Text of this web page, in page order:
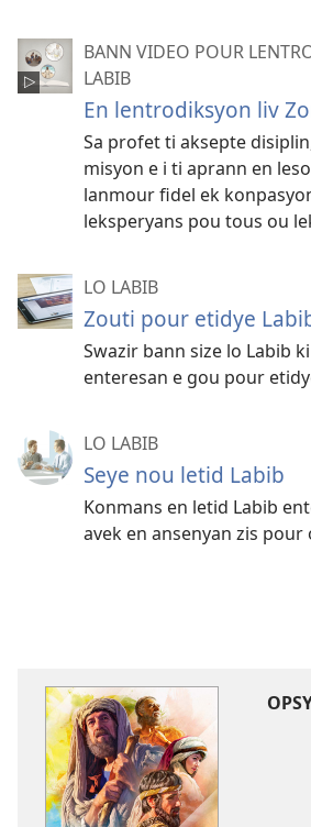
BANN VIDEO POUR
LABIB
En lentrodiksyon liv
Sa profet ti aksepte
misyon e i ti aprann en
lanmour fidel ek
leksperyans pou tous ou
LO LABIB
Zouti pour etidye
Swazir bann size lo Labib
enteresan e gou pour
LO LABIB
Seye nou letid Labib
Konmans en letid Labib
avek en ansenyan zis pour